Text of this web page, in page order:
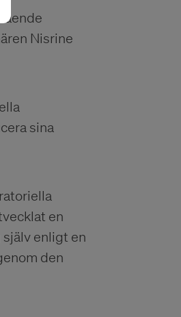
Nisrine
sina
en
enligt en
den